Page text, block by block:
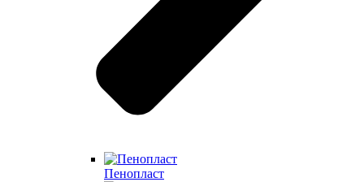
Пенопласт